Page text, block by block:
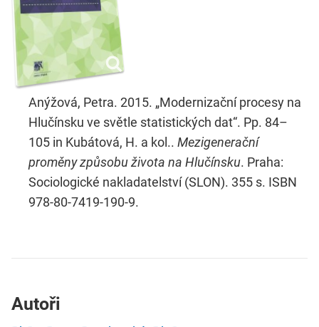
Anýžová, Petra. 2015. „Modernizační procesy na
Hlučínsku ve světle statistických dat“. Pp. 84–
105 in Kubátová, H. a kol.. Mezigenerační
proměny způsobu života na Hlučínsku. Praha:
Sociologické nakladatelství (SLON). 355 s. ISBN
978-80-7419-190-9.
Autoři